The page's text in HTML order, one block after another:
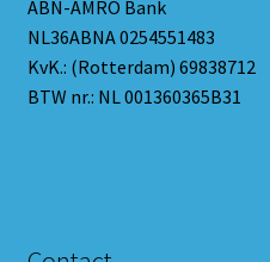
ABN-AMRO Bank
NL36ABNA 0254551483
KvK.: (Rotterdam) 69838712
BTW nr.: NL 001360365B31